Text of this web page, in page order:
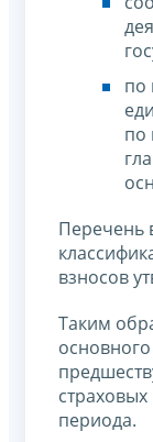
по
по
Перечень
взносов
Таким
периода.